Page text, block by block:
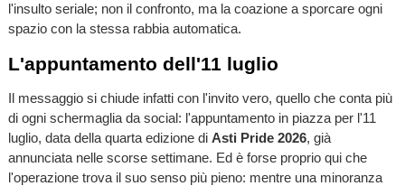
l'insulto seriale; non il confronto, ma la coazione a sporcare ogni
spazio con la stessa rabbia automatica.
L'appuntamento dell'11 luglio
Il messaggio si chiude infatti con l'invito vero, quello che conta più
di ogni schermaglia da social: l'appuntamento in piazza per l'11
luglio, data della quarta edizione di Asti Pride 2026, già
annunciata nelle scorse settimane. Ed è forse proprio qui che
l'operazione trova il suo senso più pieno: mentre una minoranza